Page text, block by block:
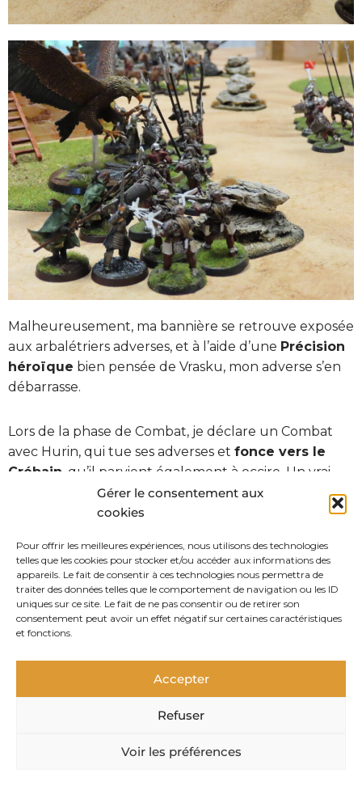
Gérer le consentement aux
cookies
Pour offrir les meilleures expériences, nous utilisons des technologies
telles que les cookies pour stocker et/ou accéder aux informations des
appareils. Le fait de consentir à ces technologies nous permettra de
traiter des données telles que le comportement de navigation ou les ID
uniques sur ce site. Le fait de ne pas consentir ou de retirer son
consentement peut avoir un effet négatif sur certaines caractéristiques
et fonctions.
Accepter
Refuser
Voir les préférences
Malheureusement, ma bannière se retrouve exposée
aux arbalétriers adverses, et à l’aide d’une Précision
héroïque bien pensée de Vrasku, mon adverse s’en
débarrasse.
Lors de la phase de Combat, je déclare un Combat
avec Hurin, qui tue ses adverses et fonce vers le
Crébain , qu’il parvient également à occire. Un vrai
bol d’air sur ce scénario ! De l’autre côté, c’est un
duel de Frappes entre Gwaihir et Lurtz
, que l’Aigle
autant (il perd un point de Destin).
Au tour suivant, c’est rebelote grâce à un Élan de
Beregond. Gandalf manque uneImmobilisationsur
Lurtz (3 au mieux sur 3 dés, résisté par un 6 !), mais
cette fois l’Uruk n’égale pas la Frappe de Gwaihir, qui
fait son 6 pour remporter le combat et vient
directementtuer le général ennemi, comme lors